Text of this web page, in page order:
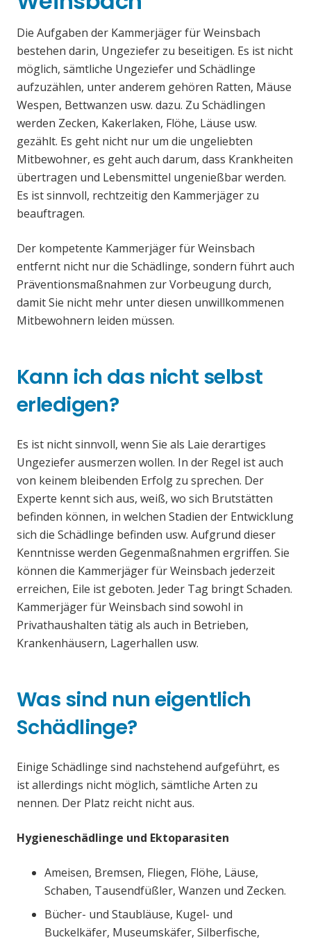
Die Aufgaben der Kammerjäger für Weinsbach
bestehen darin, Ungeziefer zu beseitigen. Es ist nicht
möglich, sämtliche Ungeziefer und Schädlinge
aufzuzählen, unter anderem gehören Ratten, Mäuse
Wespen, Bettwanzen usw. dazu. Zu Schädlingen
werden Zecken, Kakerlaken, Flöhe, Läuse usw.
gezählt. Es geht nicht nur um die ungeliebten
Mitbewohner, es geht auch darum, dass Krankheiten
übertragen und Lebensmittel ungenießbar werden.
Es ist sinnvoll, rechtzeitig den Kammerjäger zu
beauftragen.
Der kompetente Kammerjäger für Weinsbach
entfernt nicht nur die Schädlinge, sondern führt auch
Präventionsmaßnahmen zur Vorbeugung durch,
damit Sie nicht mehr unter diesen unwillkommenen
Mitbewohnern leiden müssen.
Kann ich das nicht selbst
erledigen?
Es ist nicht sinnvoll, wenn Sie als Laie derartiges
Ungeziefer ausmerzen wollen. In der Regel ist auch
von keinem bleibenden Erfolg zu sprechen. Der
Experte kennt sich aus, weiß, wo sich Brutstätten
befinden können, in welchen Stadien der Entwicklung
sich die Schädlinge befinden usw. Aufgrund dieser
Kenntnisse werden Gegenmaßnahmen ergriffen. Sie
können die Kammerjäger für Weinsbach jederzeit
erreichen, Eile ist geboten. Jeder Tag bringt Schaden.
Kammerjäger für Weinsbach sind sowohl in
Privathaushalten tätig als auch in Betrieben,
Krankenhäusern, Lagerhallen usw.
Was sind nun eigentlich
Schädlinge?
Einige Schädlinge sind nachstehend aufgeführt, es
ist allerdings nicht möglich, sämtliche Arten zu
nennen. Der Platz reicht nicht aus.
Hygieneschädlinge und Ektoparasiten
Ameisen, Bremsen, Fliegen, Flöhe, Läuse,
Schaben, Tausendfüßler, Wanzen und Zecken.
Bücher- und Staubläuse, Kugel- und
Buckelkäfer, Museumskäfer, Silberfische,